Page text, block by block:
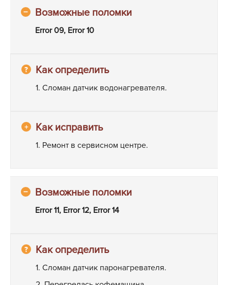
Error 09, Error 10
1. Сломан датчик водонагревателя.
1. Ремонт в сервисном центре.
Error 11, Error 12, Error 14
1. Сломан датчик паронагревателя.